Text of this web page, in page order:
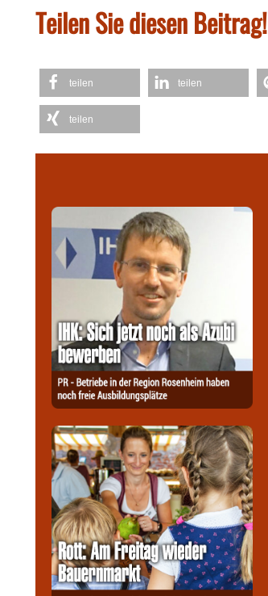
Teilen Sie diesen Beitrag!
teilen teilen
teilen